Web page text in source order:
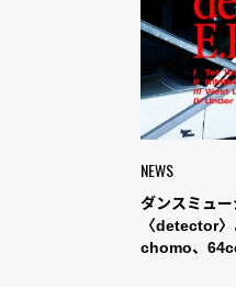
NEWS
ダンスミュ
〈detector
chomo、